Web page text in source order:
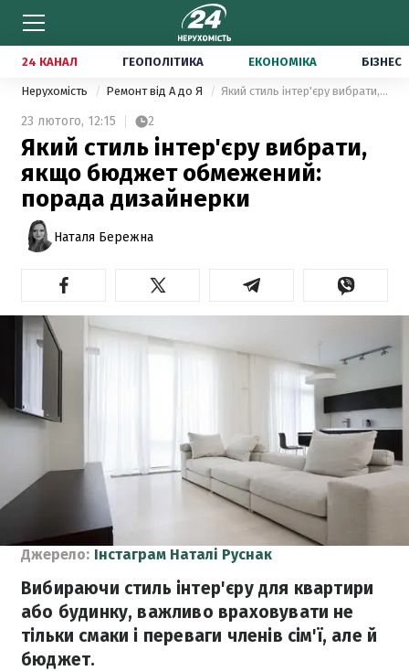
24 КАНАЛ ГЕОПОЛІТИКА ЕКОНОМІКА БІЗНЕС
Нерухомість Ремонт від А до Я Який стиль інтер'єру вибрати, якщо бюджет обмежений: порада дизайнерки
23 лютого, 12:15 2
Який стиль інтер'єру вибрати,
якщо бюджет обмежений:
порада дизайнерки
Наталя Бережна
Джерело: Інстаграм Наталі Руснак
Вибираючи стиль інтер'єру для квартири
або будинку, важливо враховувати не
тільки смаки і переваги членів сім'ї, але й
бюджет.